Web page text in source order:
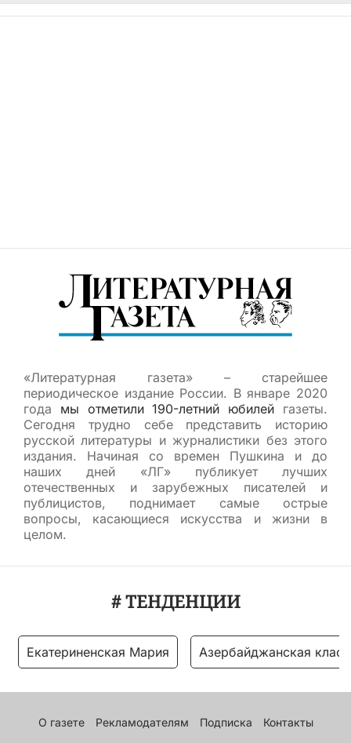
«Литературная газета» – старейшее
периодическое издание России. В январе 2020
года мы отметили 190-летний юбилей газеты.
Сегодня трудно себе представить историю
русской литературы и журналистики без этого
издания. Начиная со времен Пушкина и до
наших дней «ЛГ» публикует лучших
отечественных и зарубежных писателей и
публицистов, поднимает самые острые
вопросы, касающиеся искусства и жизни в
целом.
# ТЕНДЕНЦИИ
Екатериненская Мария Азербайджанская
О газете Рекламодателям Подписка Контакты